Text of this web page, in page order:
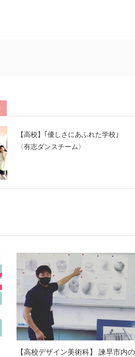
【高校】｢優しさにあふれた学校｣
〈有志ダンスチーム〉
【高校デザイン美術科】 諫早市内